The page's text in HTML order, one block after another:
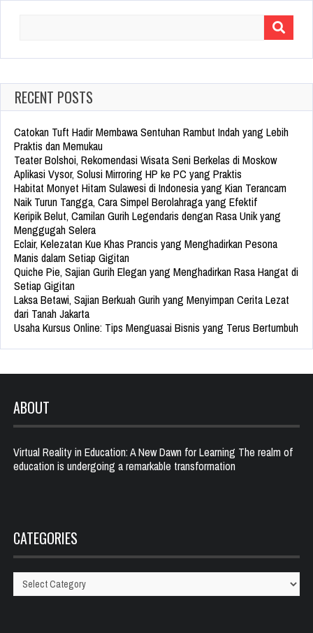
RECENT POSTS
Catokan Tuft Hadir Membawa Sentuhan Rambut Indah yang Lebih
Praktis dan Memukau
Teater Bolshoi, Rekomendasi Wisata Seni Berkelas di Moskow
Aplikasi Vysor, Solusi Mirroring HP ke PC yang Praktis
Habitat Monyet Hitam Sulawesi di Indonesia yang Kian Terancam
Naik Turun Tangga, Cara Simpel Berolahraga yang Efektif
Keripik Belut, Camilan Gurih Legendaris dengan Rasa Unik yang
Menggugah Selera
Eclair, Kelezatan Kue Khas Prancis yang Menghadirkan Pesona
Manis dalam Setiap Gigitan
Quiche Pie, Sajian Gurih Elegan yang Menghadirkan Rasa Hangat di
Setiap Gigitan
Laksa Betawi, Sajian Berkuah Gurih yang Menyimpan Cerita Lezat
dari Tanah Jakarta
Usaha Kursus Online: Tips Menguasai Bisnis yang Terus Bertumbuh
ABOUT
Virtual Reality in Education: A New Dawn for Learning The realm of
education is undergoing a remarkable transformation
CATEGORIES
Categories